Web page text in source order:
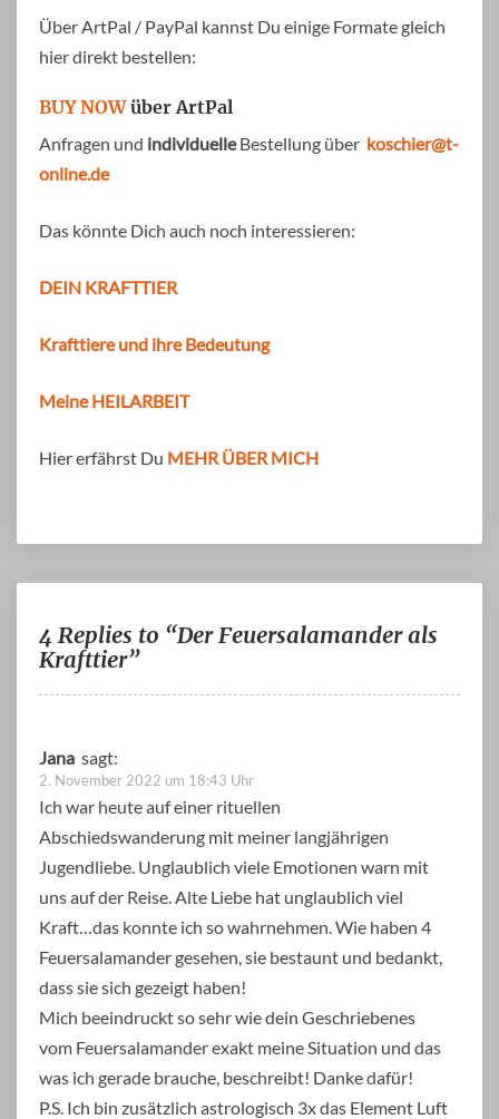
Über ArtPal / PayPal kannst Du einige Formate gleich
hier direkt bestellen:
BUY NOWüber ArtPal
Anfragen und individuelleBestellung über koschier@t-
online.de
Das könnte Dich auch noch interessieren:
DEIN KRAFTTIER
Krafttiere und ihre Bedeutung
Meine HEILARBEIT
Hier erfährst Du MEHR ÜBER MICH
4 Replies to “Der Feuersalamander als
Krafttier”
Jana sagt:
2. November 2022 um 18:43 Uhr
Ich war heute auf einer rituellen
Abschiedswanderung mit meiner langjährigen
Jugendliebe. Unglaublich viele Emotionen warn mit
uns auf der Reise. Alte Liebe hat unglaublich viel
Kraft…das konnte ich so wahrnehmen. Wie haben 4
Feuersalamander gesehen, sie bestaunt und bedankt,
dass sie sich gezeigt haben!
Mich beeindruckt so sehr wie dein Geschriebenes
vom Feuersalamander exakt meine Situation und das
was ich gerade brauche, beschreibt! Danke dafür!
P.S. Ich bin zusätzlich astrologisch 3x das Element Luft